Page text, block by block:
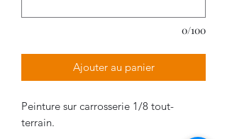
0/100
Ajouter au panier
Peinture sur carrosserie 1/8 tout-
terrain.